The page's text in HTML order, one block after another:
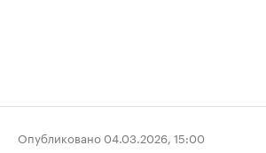
Опубликовано 04.03.2026, 15:00